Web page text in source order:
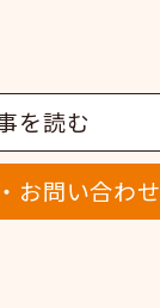
を読む
お問い合わせ